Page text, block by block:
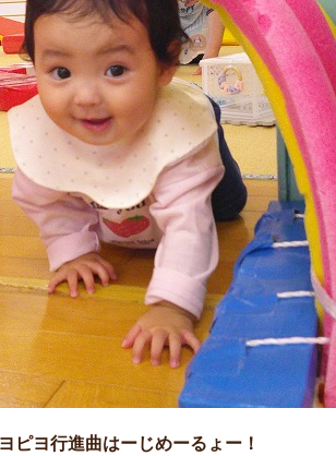
ピヨ行進曲はーじめーるょー！